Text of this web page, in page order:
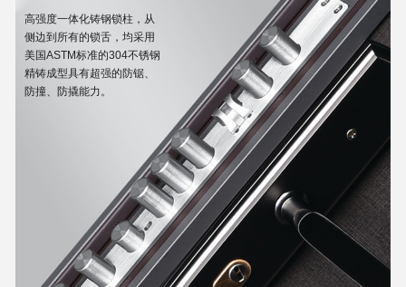
高强度一体化铸钢锁柱，从
侧边到所有的锁舌，均采用
美国ASTM标准的304不锈钢
精铸成型具有超强的防锯、
防撞、防撬能力。